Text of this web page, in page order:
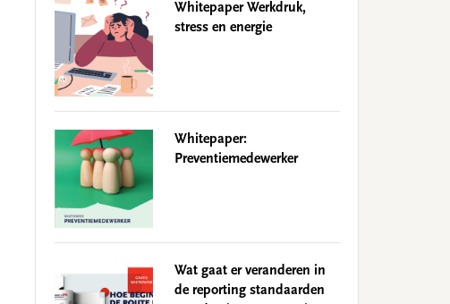
Whitepaper Werkdruk,
stress en energie
Whitepaper:
Preventiemedewerker
Wat gaat er veranderen in
de reporting standaarden